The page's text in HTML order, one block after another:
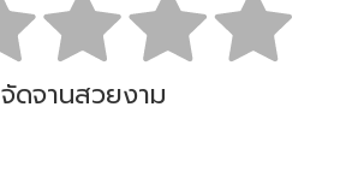
จัดจานสวยงาม